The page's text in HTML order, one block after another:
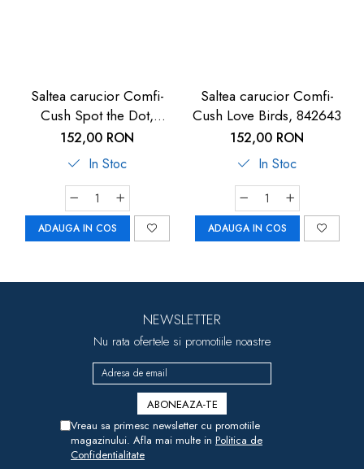
Saltea carucior Comfi-
Cush Spot the Dot,
841127
152,00 RON
In Stoc
ADAUGA IN COS
Saltea carucior Comfi-
Cush Love Birds, 842643
152,00 RON
In Stoc
ADAUGA IN COS
NEWSLETTER
Nu rata ofertele si promotiile noastre
Vreau sa primesc newsletter cu promotiile
magazinului. Afla mai multe in Politica de
Confidentialitate